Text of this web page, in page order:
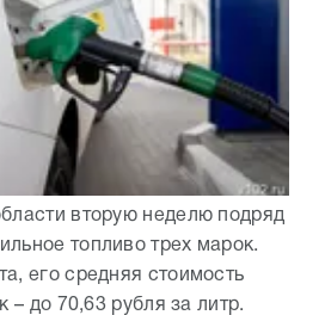
вторую неделю подряд
топливо трех марок.
его средняя стоимость
– до 70,63 рубля за литр.